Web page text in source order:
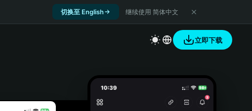
切换至 English 继续使用 简体中文
立即下载